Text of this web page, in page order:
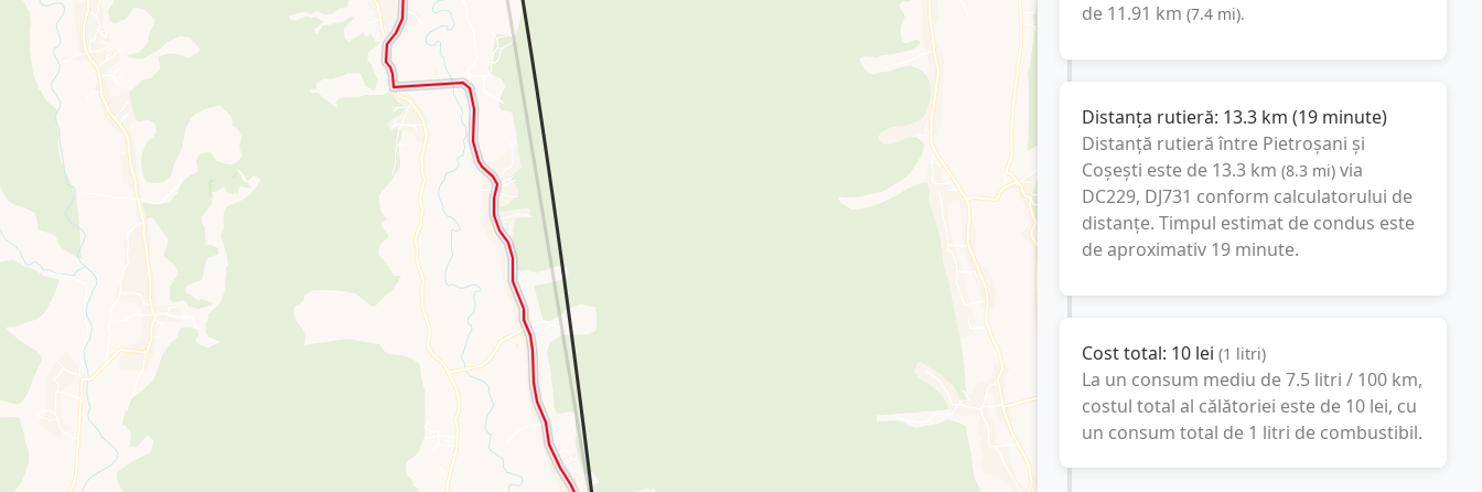
de 11.91 km (7.4 mi).
Distanța rutieră: 13.3 km (19 minute)
Distanță rutieră între Pietroșani și
Coșești este de 13.3 km (8.3 mi) via
DC229, DJ731 conform calculatorului de
distanțe. Timpul estimat de condus este
de aproximativ 19 minute.
Cost total: 10 lei (1 litri)
La un consum mediu de7.5 litri / 100 km,
costul total al călătoriei este de 10 lei, cu
un consum total de 1 litri de combustibil.